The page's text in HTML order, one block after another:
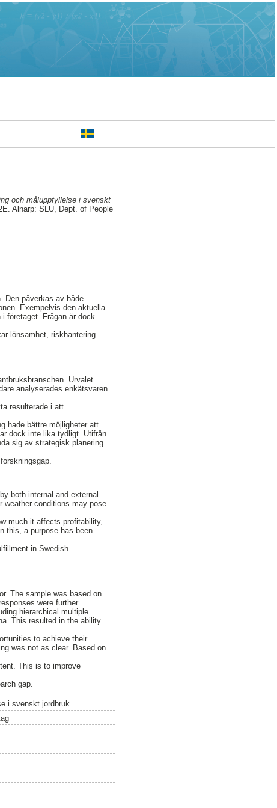
och måluppfyllelse i svenskt
Alnarp: SLU, Dept. of People
Den påverkas av både
Exempelvis den aktuella
företaget. Frågan är dock
lönsamhet, riskhantering
Urvalet
analyserades enkätsvaren
resulterade i att
hade bättre möjligheter att
dock inte lika tydligt. Utifrån
sig av strategisk planering.
both internal and external
weather conditions may pose
much it affects profitability,
this, a purpose has been
in Swedish
The sample was based on
were further
hierarchical multiple
This resulted in the ability
to achieve their
was not as clear. Based on
This is to improve
gap.
i svenskt jordbruk